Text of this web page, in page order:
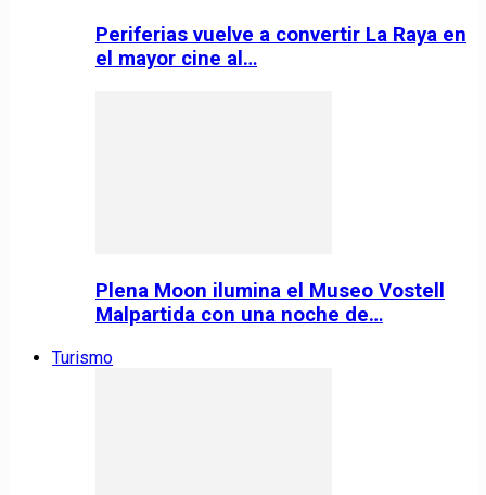
Periferias vuelve a convertir La Raya en
el mayor cine al…
Plena Moon ilumina el Museo Vostell
Malpartida con una noche de…
Turismo